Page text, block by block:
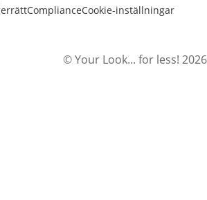
ComplianceCookie-inställningar
© Your Look... for less! 2026